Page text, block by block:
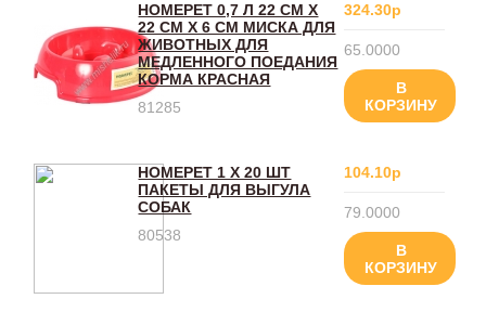
HOMEPET 0,7 Л 22 СМ Х
22 СМ Х 6 СМ МИСКА ДЛЯ
ЖИВОТНЫХ ДЛЯ
МЕДЛЕННОГО ПОЕДАНИЯ
КОРМА КРАСНАЯ
81285
324.30р
65.0000
В
КОРЗИНУ
HOMEPET 1 Х 20 ШТ
ПАКЕТЫ ДЛЯ ВЫГУЛА
СОБАК
80538
104.10р
79.0000
В
КОРЗИНУ